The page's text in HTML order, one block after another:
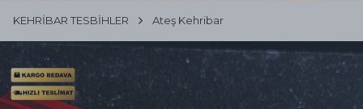
KEHRİBAR TESBİHLER Ateş Kehribar